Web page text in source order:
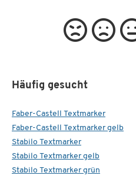
Häufig gesucht
Faber-Castell Textmarker
Faber-Castell Textmarker gelb
Stabilo Textmarker
Stabilo Textmarker gelb
Stabilo Textmarker grün